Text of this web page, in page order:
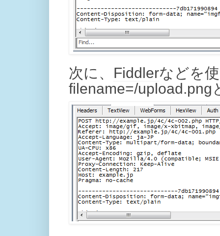
次に、 Fiddlerなどを
filename=/upload.png